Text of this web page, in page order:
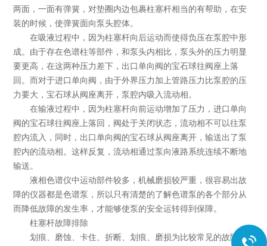
两面，一面有弹簧，对垫圈内边包裹柱塞杆相当的有帮助，在安
装的时候，使弹簧面向泵头腔体。
在吸液过程中，因为柱塞杆向后运动而使得负压在泵腔中形
成。由于存在色谱柱等部件，和泵头内相比，泵头外的压力明显
要更高，在这两种压力差下，出口单向阀的宝石球往阀座上落
回。而对于进口单向阀，由于外界压力加上管路压力比泵腔的压
力要大，宝石球从阀座离开，泵腔内吸入流动相。
在输液过程中，因为柱塞杆向前运动增加了压力，进口单向
阀的宝石球往阀座上落回，阀处于关闭状态，流动相不可以往泵
腔内流入，同时，出口单向阀的宝石球从阀座离开，输送出了泵
腔内的流动相。这样反复，流动相通过泵向液路系统连续不断地
输送。
液相色谱仪中运动部件较多，机械磨损较严重，很容易出故
障的仪器都是色谱泵，所以只有清楚的了解色谱泵的各个部分从
而降低故障的发生率，才能够使泵的安全运转得到保障。
柱塞杆故障排除
划痕、磨蚀、卡住、折断、划痕、磨损为比较常见的故障，